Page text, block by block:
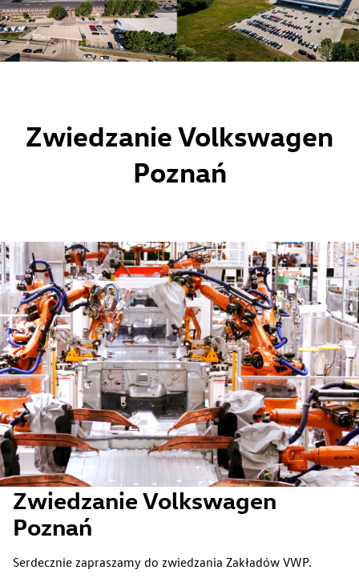
Zwiedzanie Volkswagen
Poznań
Zwiedzanie Volkswagen
Poznań
Serdecznie zapraszamy do zwiedzania Zakładów VWP.